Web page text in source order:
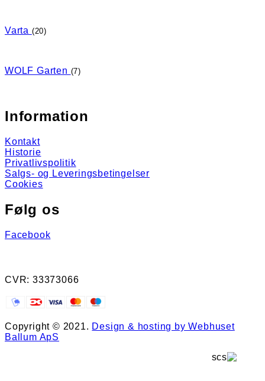
Varta (20)
WOLF Garten (7)
Information
Kontakt
Historie
Privatlivspolitik
Salgs- og Leveringsbetingelser
Cookies
Følg os
Facebook
CVR: 33373066
Copyright © 2021. Design & hosting by Webhuset
Ballum ApS